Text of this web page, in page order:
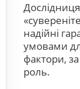
Дослідниця
надійні
умовами
фактори,
роль.